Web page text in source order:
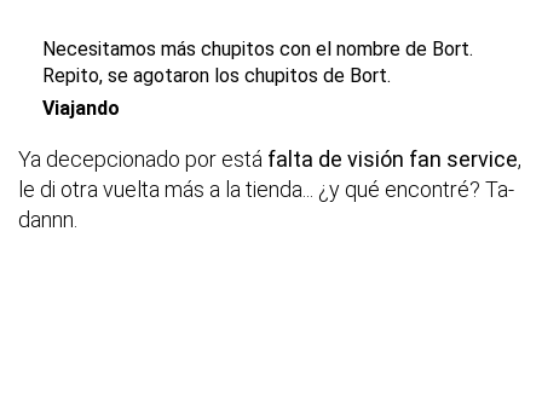
Necesitamos más chupitos con el nombre de Bort.
Repito, se agotaron los chupitos de Bort.
Viajando
Ya decepcionado por está falta de visión fan service,
le di otra vuelta más a la tienda... ¿y qué encontré? Ta-
dannn.